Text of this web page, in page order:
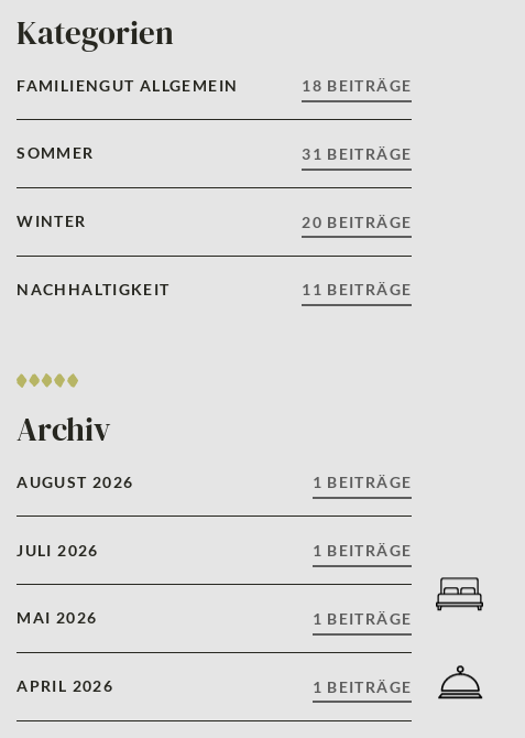
Kategorien
FAMILIENGUT ALLGEMEIN 18 BEITRÄGE
SOMMER 31 BEITRÄGE
WINTER 20 BEITRÄGE
NACHHALTIGKEIT 11 BEITRÄGE
Archiv
AUGUST 2026 1 BEITRÄGE
JULI 2026 1 BEITRÄGE
MAI 2026 1 BEITRÄGE
APRIL 2026 1 BEITRÄGE